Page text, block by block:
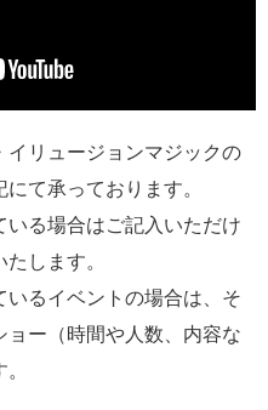
イリュージョンマジックの
て承っております。
る場合はご記入いただけ
します。
いるイベントの場合は、そ
ー（時間や人数、内容な